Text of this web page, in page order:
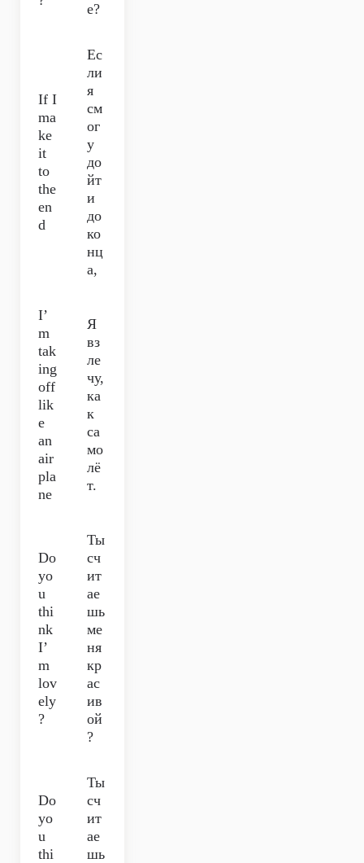
е?
If I
ma
ke
it
to
the
en
d
Ес
ли
я
см
ог
у
до
йт
и
до
ко
нц
а,
I’
m
tak
ing
off
lik
e
an
air
pla
ne
Я
вз
ле
чу,
ка
к
са
мо
лё
т.
Do
yo
u
thi
nk
I’
m
lov
ely
?
Ты
сч
ит
ае
шь
ме
ня
кр
ас
ив
ой
?
Do
yo
u
thi
Ты
сч
ит
ае
шь